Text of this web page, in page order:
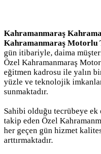
Kahramanmaraş
Kahramanmaraş Motorlu
gün itibariyle, daima
Özel Kahramanmaraş
eğitmen kadrosu ile yalın
yüzle ve teknolojik
sunmaktadır.
Sahibi olduğu tecrübeye
takip eden Özel
her geçen gün hizmet
arttırmaktadır.